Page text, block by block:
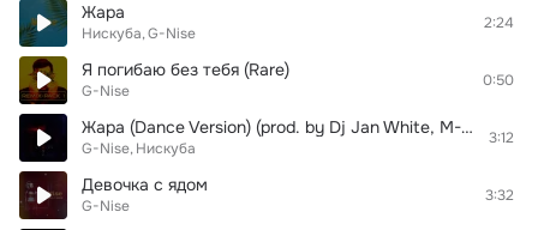
Жара
Нискуба G-Nise
2:24
Я погибаю без тебя (Rare)
G-Nise
0:50
Жара (Dance Version) (prod. by Dj Jan White, M-DimA)
G-Nise Нискуба
3:12
Девочка с ядом
G-Nise
3:32